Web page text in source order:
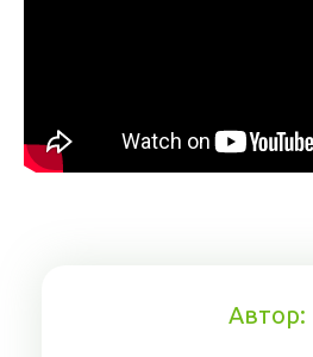
Автор: